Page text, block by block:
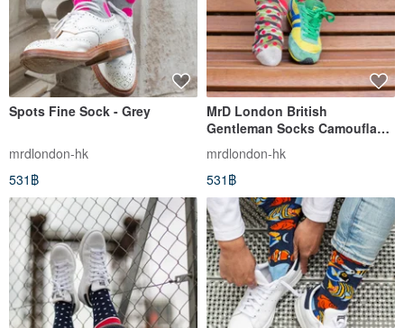
Spots Fine Sock - Grey
mrdlondon-hk
531฿
MrD London British
Gentleman Socks Camouflage
Desert Sand
mrdlondon-hk
531฿